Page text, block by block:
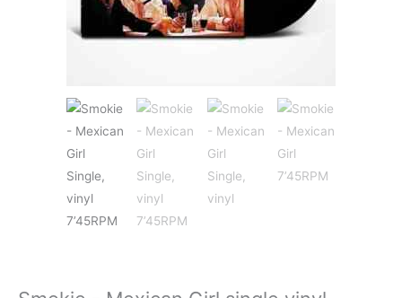
JAZZ&BLUES
POP
REGGAE